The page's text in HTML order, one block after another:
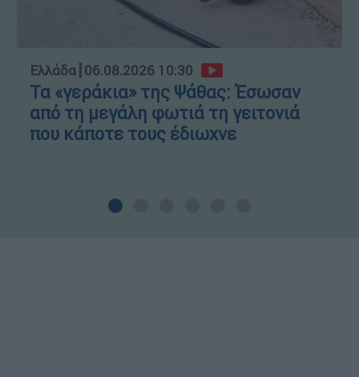
Ελλάδα┋06.08.2026 10:30
Τα «γεράκια» της Ψάθας: Έσωσαν
από τη μεγάλη φωτιά τη γειτονιά
που κάποτε τους έδιωχνε